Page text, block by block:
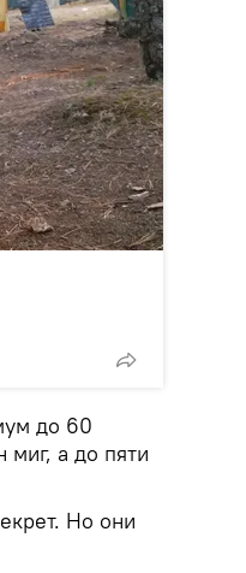
до 60
а до пяти
Но они